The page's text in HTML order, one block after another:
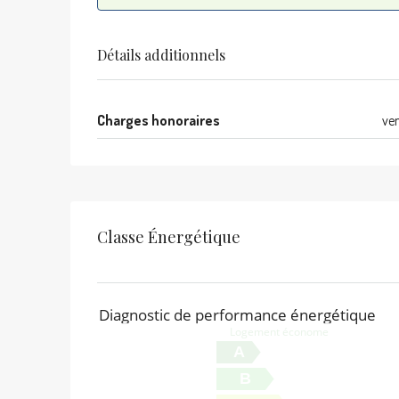
Détails additionnels
Charges honoraires
Classe Énergétique
Diagnostic de performance énergétique